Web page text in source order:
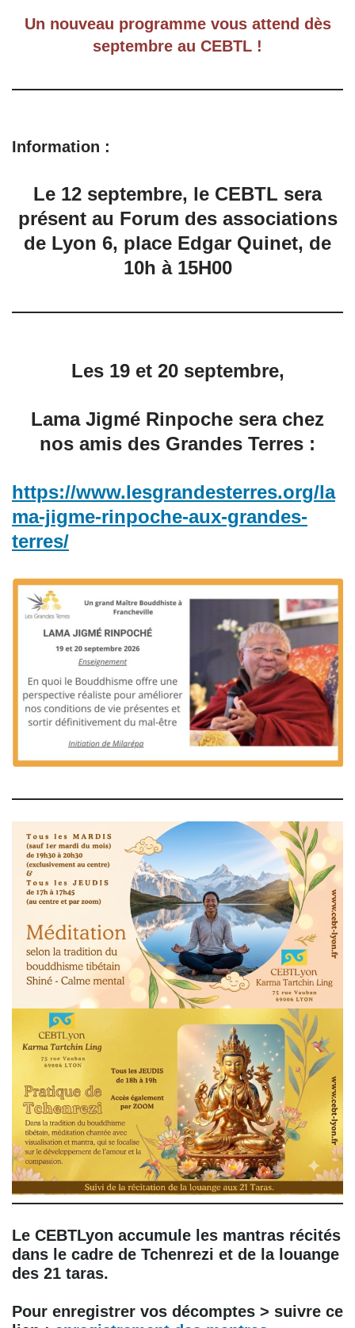
Un nouveau programme vous attend dès
septembre au CEBTL !
Information :
Le 12 septembre, le CEBTL sera
présent au Forum des associations
de Lyon 6, place Edgar Quinet, de
10h à 15H00
Les 19 et 20 septembre,
Lama Jigmé Rinpoche sera chez
nos amis des Grandes Terres :
https://www.lesgrandesterres.org/la
ma-jigme-rinpoche-aux-grandes-
terres/
Le CEBTLyon accumule les mantras récités
dans le cadre de Tchenrezi et de la louange
des 21 taras.
Pour enregistrer vos décomptes > suivre ce